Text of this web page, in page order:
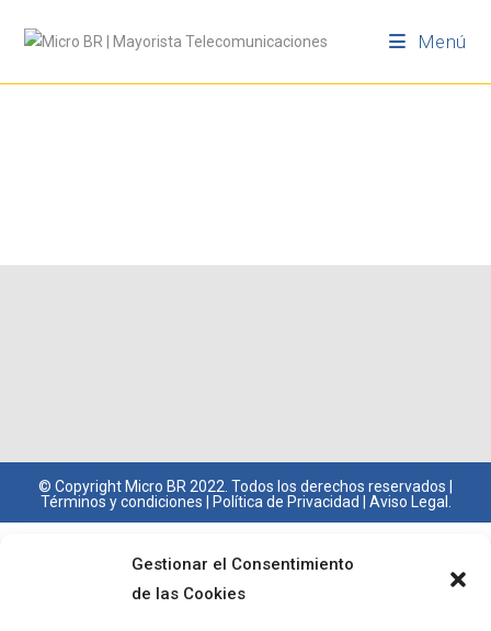
Gestionar el Consentimiento
de las Cookies
Menú
© Copyright Micro BR 2022. Todos los derechos reservados |
Términos y condiciones
Política de Privacidad Aviso Legal.